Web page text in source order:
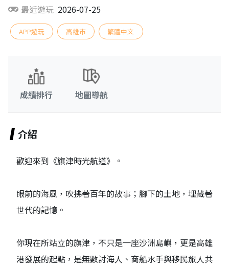
最近遊玩 2026-07-25
APP遊玩 高雄市 繁體中文
成績排行 地圖導航
介紹
歡迎來到《旗津時光航道》。
眼前的海風，吹拂著百年的故事；腳下的土地，埋藏著
世代的記憶。
你現在所站立的旗津，不只是一座沙洲島嶼，更是高雄
港發展的起點，是無數討海人、商船水手與移民旅人共